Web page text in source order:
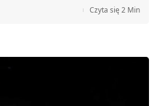
Czyta się 2 Min